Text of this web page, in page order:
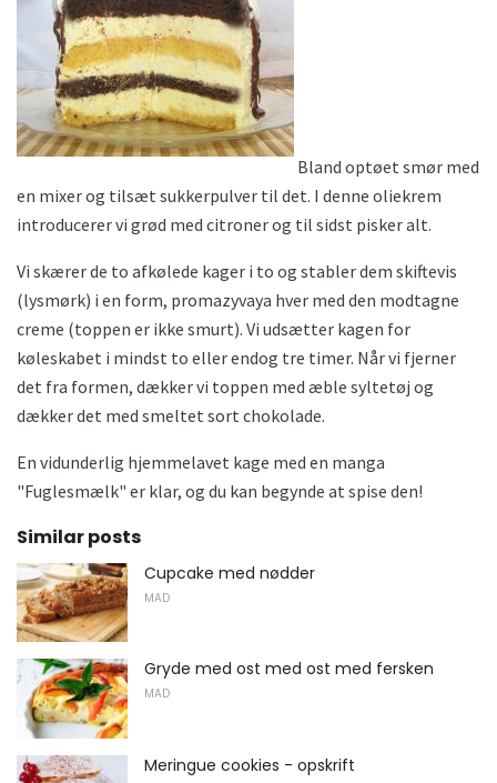
Bland optøet smør med
en mixer og tilsæt sukkerpulver til det. I denne oliekrem
introducerer vi grød med citroner og til sidst pisker alt.
Vi skærer de to afkølede kager i to og stabler dem skiftevis
(lysmørk) i en form, promazyvaya hver med den modtagne
creme (toppen er ikke smurt). Vi udsætter kagen for
køleskabet i mindst to eller endog tre timer. Når vi fjerner
det fra formen, dækker vi toppen med æble syltetøj og
dækker det med smeltet sort chokolade.
En vidunderlig hjemmelavet kage med en manga
"Fuglesmælk" er klar, og du kan begynde at spise den!
Similar posts
Cupcake med nødder
MAD
Gryde med ost med ost med fersken
MAD
Meringue cookies - opskrift